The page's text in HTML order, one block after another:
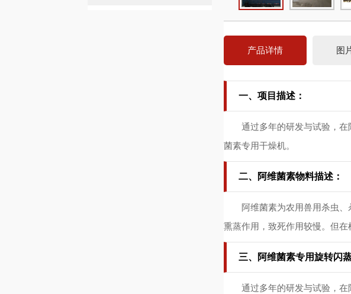
产品详情 图
一、项目描述：
通过多年的研发与试验，在
菌素专用干燥机。
二、阿维菌素物料描述：
阿维菌素为农用兽用杀虫、
熏蒸作用，致死作用较慢。但在
三、阿维菌素专用旋转闪
通过多年的研发与试验，在